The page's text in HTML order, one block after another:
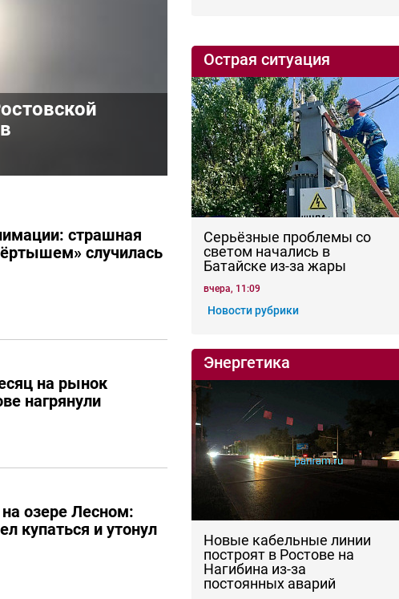
страшная
случилась
на рынок
нагрянули
озере Лесном:
купаться и утонул
Острая ситуация
Серьёзные проблемы со
светом начались в
Батайске из-за жары
вчера, 11:09
Новости рубрики
Энергетика
Новые кабельные линии
построят в Ростове на
Нагибина из-за
постоянных аварий